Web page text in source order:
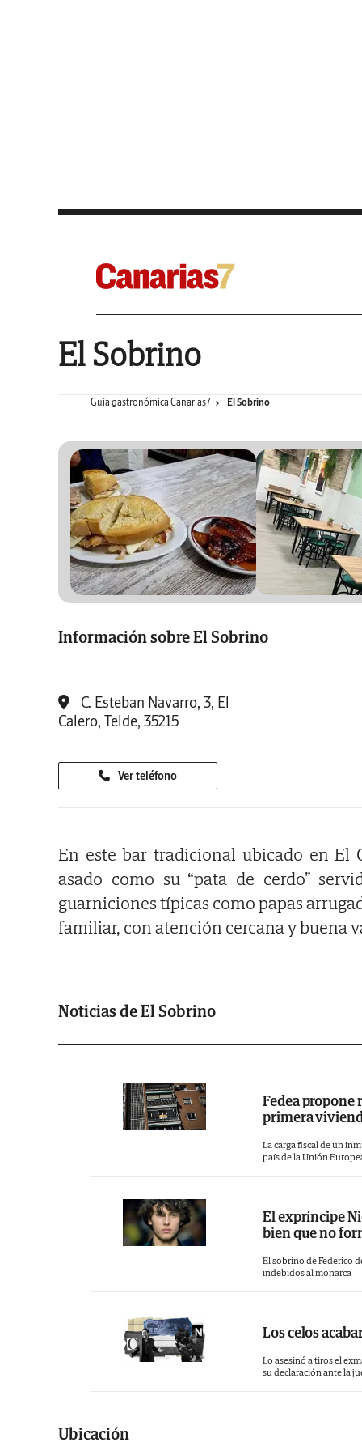
El Sobrino
Guía gastronómica Canarias7 El Sobrino
Información sobre El Sobrino
C. Esteban Navarro, 3, El
Calero, Telde, 35215
Ver teléfono
En este bar tradicional ubicado en El
asado como su “pata de cerdo”
guarniciones típicas como papas
familiar, con atención cercana y buena
Noticias de El Sobrino
Fedea propone
primera
La carga fiscal de un
país de la Unión
El expríncipe
bien que no
El sobrino de Federico
indebidos al monarca
Los celos
Lo asesinó a tiros el
su declaración ante la
Ubicación